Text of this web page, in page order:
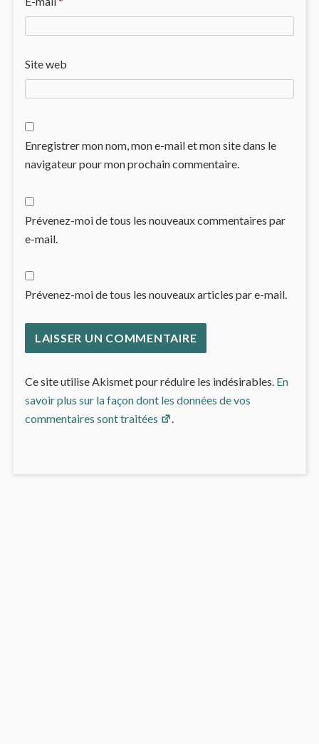
Site web
Enregistrer mon nom, mon e-mail et mon site dans le
navigateur pour mon prochain commentaire.
Prévenez-moi de tous les nouveaux commentaires par
e-mail.
Prévenez-moi de tous les nouveaux articles par e-mail.
Ce site utilise Akismet pour réduire les indésirables. En
savoir plus sur la façon dont les données de vos
commentaires sont traitées